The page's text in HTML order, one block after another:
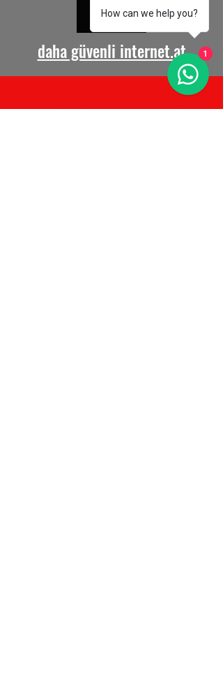
daha güvenli internet.at
Dünyanın dört bir yanındaki tüm
çocuk örgütleri davetlidir!Bize
How can we help you?
1